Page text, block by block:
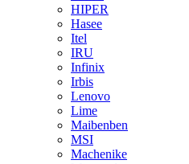
HIPER
Hasee
Itel
IRU
Infinix
Irbis
Lenovo
Lime
Maibenben
MSI
Machenike